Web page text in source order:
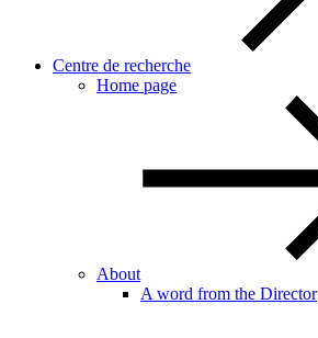
Centre de recherche
Home page
About
A word from the Director